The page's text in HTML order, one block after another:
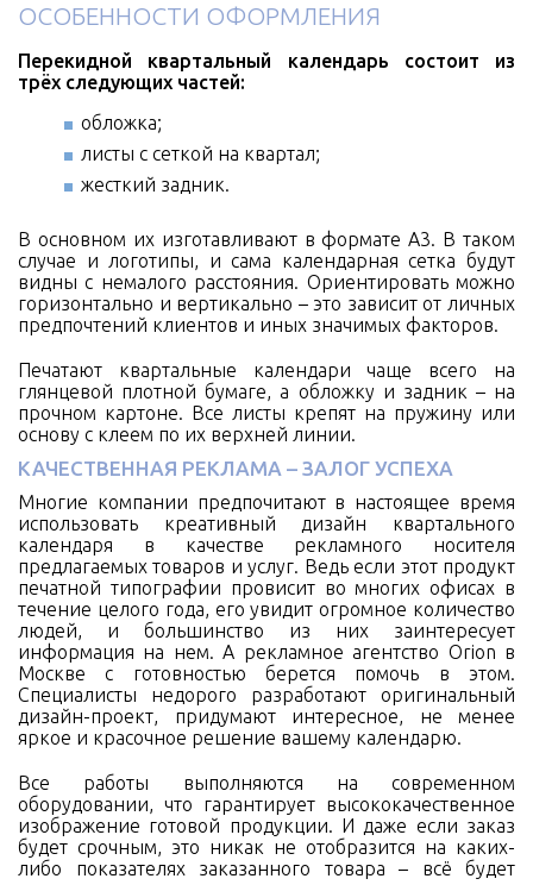
ОСОБЕННОСТИ ОФОРМЛЕНИЯ
Перекидной квартальный календарь состоит из
трёх следующих частей:
обложка;
листы с сеткой на квартал;
жесткий задник.
В основном их изготавливают в формате А3. В таком
случае и логотипы, и сама календарная сетка будут
видны с немалого расстояния. Ориентировать можно
горизонтально и вертикально – это зависит от личных
предпочтений клиентов и иных значимых факторов.
Печатают квартальные календари чаще всего на
глянцевой плотной бумаге, а обложку и задник – на
прочном картоне. Все листы крепят на пружину или
основу с клеем по их верхней линии.
КАЧЕСТВЕННАЯ РЕКЛАМА – ЗАЛОГ УСПЕХА
Многие компании предпочитают в настоящее время
использовать креативный дизайн квартального
календаря в качестве рекламного носителя
предлагаемых товаров и услуг. Ведь если этот продукт
печатной типографии провисит во многих офисах в
течение целого года, его увидит огромное количество
людей, и большинство из них заинтересует
информация на нем. А рекламное агентство Orion в
Москве с готовностью берется помочь в этом.
Специалисты недорого разработают оригинальный
дизайн-проект, придумают интересное, не менее
яркое и красочное решение вашему календарю.
Все работы выполняются на современном
оборудовании, что гарантирует высококачественное
изображение готовой продукции. И даже если заказ
будет срочным, это никак не отобразится на каких-
либо показателях заказанного товара – всё будет